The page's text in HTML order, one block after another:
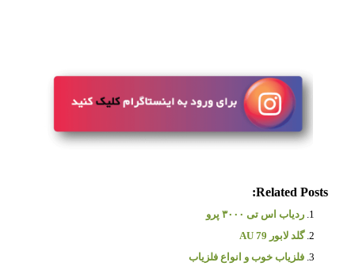
Related Posts:
ردیاب اس تی ۳۰۰۰ پرو
گلد لابور AU 79
فلزیاب خوب و انواع فلزیاب